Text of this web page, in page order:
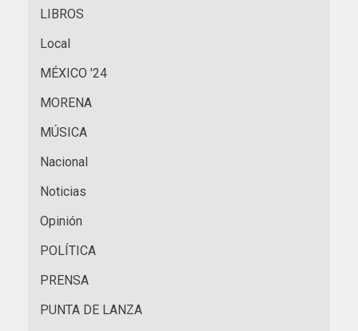
LIBROS
Local
MÉXICO '24
MORENA
MÚSICA
Nacional
Noticias
Opinión
POLÍTICA
PRENSA
PUNTA DE LANZA